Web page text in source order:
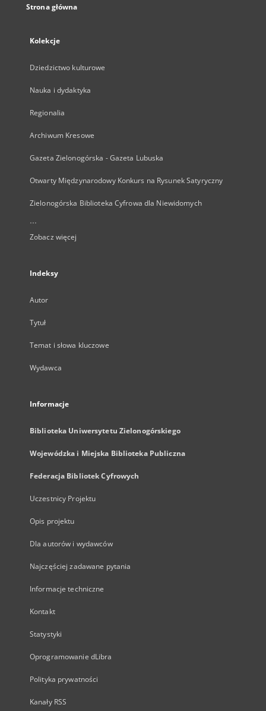
Strona główna
Kolekcje
Dziedzictwo kulturowe
Nauka i dydaktyka
Regionalia
Archiwum Kresowe
Gazeta Zielonogórska - Gazeta Lubuska
Otwarty Międzynarodowy Konkurs na Rysunek Satyryczny
Zielonogórska Biblioteka Cyfrowa dla Niewidomych
...
Zobacz więcej
Indeksy
Autor
Tytuł
Temat i słowa kluczowe
Wydawca
Informacje
Biblioteka Uniwersytetu Zielonogórskiego
Wojewódzka i Miejska Biblioteka Publiczna
Federacja Bibliotek Cyfrowych
Uczestnicy Projektu
Opis projektu
Dla autorów i wydawców
Najczęściej zadawane pytania
Informacje techniczne
Kontakt
Statystyki
Oprogramowanie dLibra
Polityka prywatności
Kanały RSS